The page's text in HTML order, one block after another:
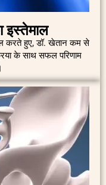
इस्तेमाल
करते हुए, डॉ. खेतान कम से
के साथ सफल परिणाम